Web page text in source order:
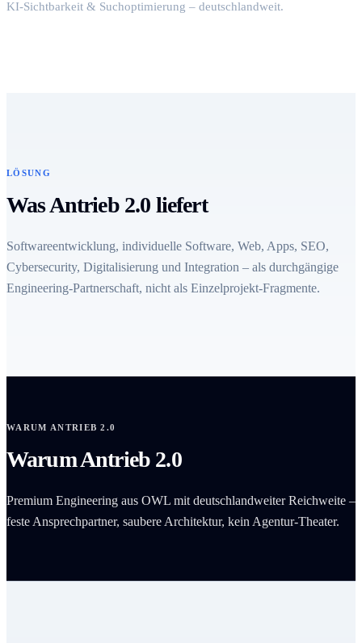
KI-Sichtbarkeit & Suchoptimierung – deutschlandweit.
LÖSUNG
Was Antrieb 2.0 liefert
Softwareentwicklung, individuelle Software, Web, Apps, SEO,
Cybersecurity, Digitalisierung und Integration – als durchgängige
Engineering-Partnerschaft, nicht als Einzelprojekt-Fragmente.
WARUM ANTRIEB 2.0
Warum Antrieb 2.0
Premium Engineering aus OWL mit deutschlandweiter Reichweite –
feste Ansprechpartner, saubere Architektur, kein Agentur-Theater.